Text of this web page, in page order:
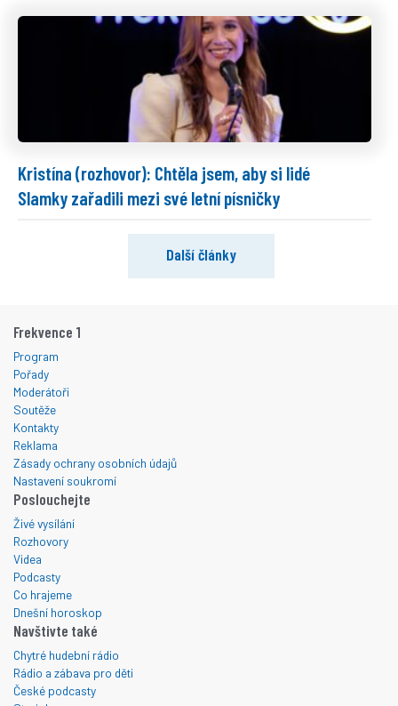
Kristína (rozhovor): Chtěla jsem, aby si lidé
Slamky zařadili mezi své letní písničky
Další články
Frekvence 1
Program
Pořady
Moderátoři
Soutěže
Kontakty
Reklama
Zásady ochrany osobních údajů
Nastavení soukromí
Poslouchejte
Živé vysílání
Rozhovory
Videa
Podcasty
Co hrajeme
Dnešní horoskop
Navštivte také
Chytré hudební rádio
Rádio a zábava pro děti
České podcasty